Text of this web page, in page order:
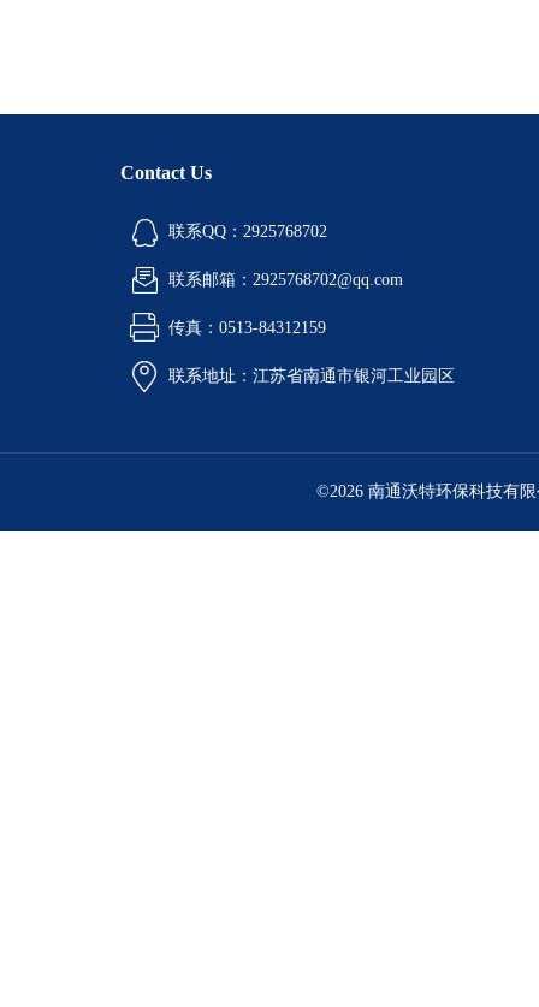
Contact Us
联系QQ：2925768702
联系邮箱：2925768702@qq.com
传真：0513-84312159
联系地址：江苏省南通市银河工业园区
©2026 南通沃特环保科技有